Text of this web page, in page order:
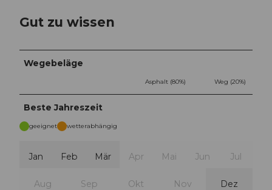
Gut zu wissen
Wegebeläge
Asphalt (80%) Weg (20%)
Beste Jahreszeit
geeignet wetterabhängig
Jan Feb Mär Apr Mai Jun Jul
Aug Sep Okt Nov Dez